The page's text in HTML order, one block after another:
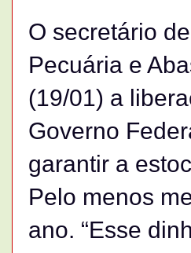
O secretário
Pecuária e
(19/01) a
Governo
garantir a
Pelo menos
ano. “Esse